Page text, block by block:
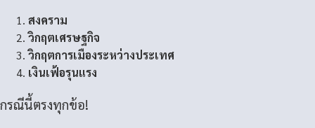
สงคราม
วิกฤตเศรษฐกิจ
วิกฤตการเมืองระหว่างประเทศ
เงินเฟ้อรุนแรง
กรณีนี้ตรงทุกข้อ!